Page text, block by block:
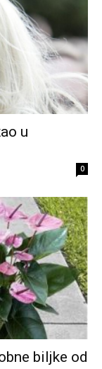
u
0
biljke od